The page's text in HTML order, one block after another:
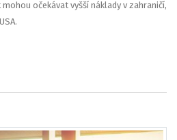
očekávat vyšší náklady v zahraničí,